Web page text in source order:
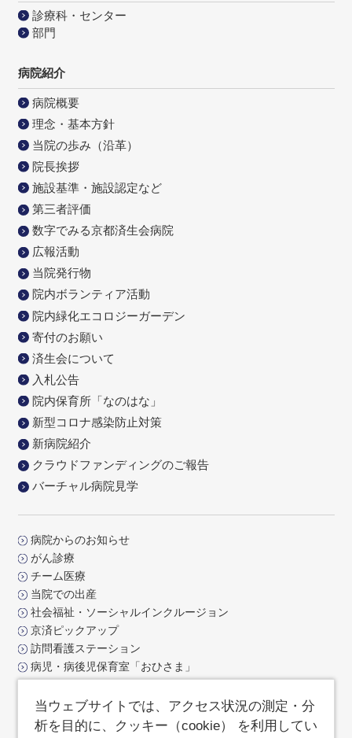
診療科・センター
部門
病院紹介
病院概要
理念・基本方針
当院の歩み（沿革）
院長挨拶
施設基準・施設認定など
第三者評価
数字でみる京都済生会病院
広報活動
当院発行物
院内ボランティア活動
院内緑化エコロジーガーデン
寄付のお願い
済生会について
入札公告
院内保育所「なのはな」
新型コロナ感染防止対策
新病院紹介
クラウドファンディングのご報告
バーチャル病院見学
病院からのお知らせ
がん診療
チーム医療
当院での出産
社会福祉・ソーシャルインクルージョン
京済ピックアップ
訪問看護ステーション
病児・病後児保育室「おひさま」
お問合せ
よくあるご質問
当ウェブサイトでは、アクセス状況の測定・分
析を目的に、クッキー（cookie） を利用してい